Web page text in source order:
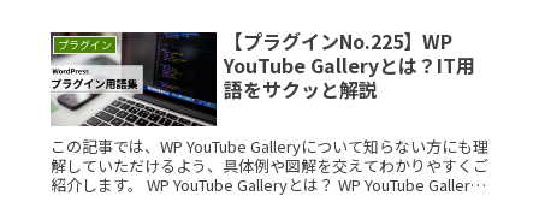
プラグイン
【プラグインNo.225】WP
YouTube Galleryとは？IT用
語をサクッと解説
この記事では、WP YouTube Galleryについて知らない方にも理
解していただけるよう、具体例や図解を交えてわかりやすくご
紹介します。 WP YouTube Galleryとは？ WP YouTube Gallery